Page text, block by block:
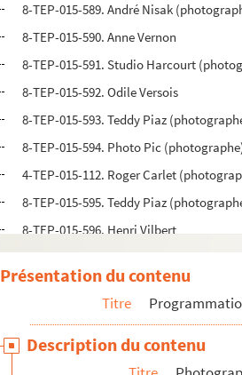
8-TEP-015-589. André Nisak
8-TEP-015-590. Anne Vernon
8-TEP-015-591. Studio Harcourt
8-TEP-015-592. Odile Versois
8-TEP-015-593. Teddy Piaz
8-TEP-015-594. Photo Pic
4-TEP-015-112. Roger Carlet
8-TEP-015-595. Teddy Piaz
8-TEP-015-596. Henri Vilbert
8-TEP-015-597. Claude Mathieu
8-TEP-015-598. Serge Beauvarlet
8-TEP-015-599. Noëlle Vincent
8-TEP-015-600. Photo Pic
4-TEP-015-113. Yves Vincent
Présentation du contenu
Titre
Description du contenu